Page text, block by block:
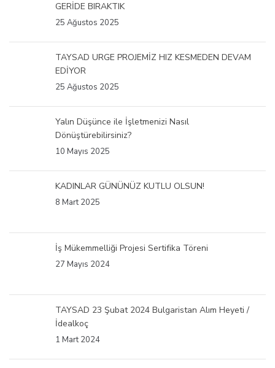
GERİDE BIRAKTIK
25 Ağustos 2025
TAYSAD URGE PROJEMİZ HIZ KESMEDEN DEVAM
EDİYOR
25 Ağustos 2025
Yalın Düşünce ile İşletmenizi Nasıl
Dönüştürebilirsiniz?
10 Mayıs 2025
KADINLAR GÜNÜNÜZ KUTLU OLSUN!
8 Mart 2025
İş Mükemmelliği Projesi Sertifika Töreni
27 Mayıs 2024
TAYSAD 23 Şubat 2024 Bulgaristan Alım Heyeti /
İdealkoç
1 Mart 2024